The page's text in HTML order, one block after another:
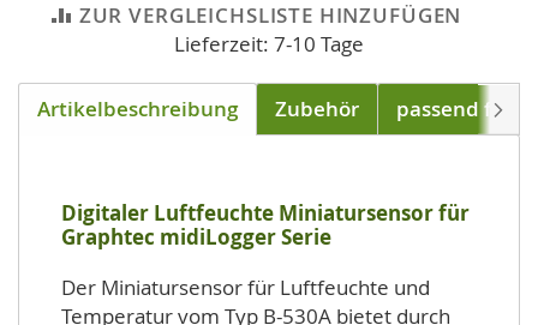
ZUR VERGLEICHSLISTE HINZUFÜGEN
Lieferzeit: 7-10 Tage
Artikelbeschreibung Zubehör passend für
Digitaler Luftfeuchte Miniatursensor für
Graphtec midiLogger Serie
Der Miniatursensor für Luftfeuchte und
Temperatur vom Typ B-530A bietet durch